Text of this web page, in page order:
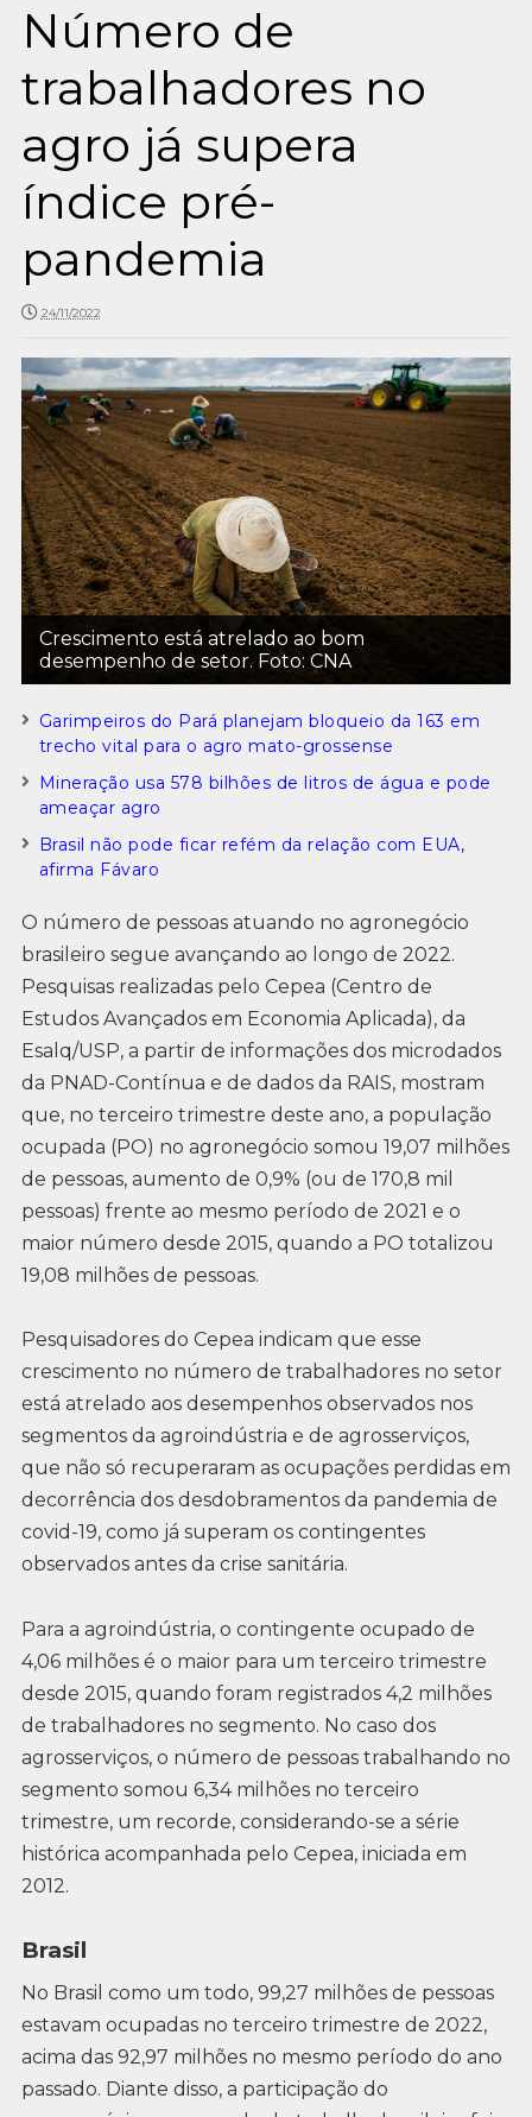
Número de
trabalhadores no
agro já supera
índice pré-
pandemia
24/11/2022
Crescimento está atrelado ao bom
desempenho de setor. Foto: CNA
Garimpeiros do Pará planejam bloqueio da 163 em
trecho vital para o agro mato-grossense
Mineração usa 578 bilhões de litros de água e pode
ameaçar agro
Brasil não pode ficar refém da relação com EUA,
afirma Fávaro
O número de pessoas atuando no agronegócio
brasileiro segue avançando ao longo de 2022.
Pesquisas realizadas pelo Cepea (Centro de
Estudos Avançados em Economia Aplicada), da
Esalq/USP, a partir de informações dos microdados
da PNAD-Contínua e de dados da RAIS, mostram
que, no terceiro trimestre deste ano, a população
ocupada (PO) no agronegócio somou 19,07 milhões
de pessoas, aumento de 0,9% (ou de 170,8 mil
pessoas) frente ao mesmo período de 2021 e o
maior número desde 2015, quando a PO totalizou
19,08 milhões de pessoas.
Pesquisadores do Cepea indicam que esse
crescimento no número de trabalhadores no setor
está atrelado aos desempenhos observados nos
segmentos da agroindústria e de agrosserviços,
que não só recuperaram as ocupações perdidas em
decorrência dos desdobramentos da pandemia de
covid-19, como já superam os contingentes
observados antes da crise sanitária.
Para a agroindústria, o contingente ocupado de
4,06 milhões é o maior para um terceiro trimestre
desde 2015, quando foram registrados 4,2 milhões
de trabalhadores no segmento. No caso dos
agrosserviços, o número de pessoas trabalhando no
segmento somou 6,34 milhões no terceiro
trimestre, um recorde, considerando-se a série
histórica acompanhada pelo Cepea, iniciada em
2012.
Brasil
No Brasil como um todo, 99,27 milhões de pessoas
estavam ocupadas no terceiro trimestre de 2022,
acima das 92,97 milhões no mesmo período do ano
passado. Diante disso, a participação do